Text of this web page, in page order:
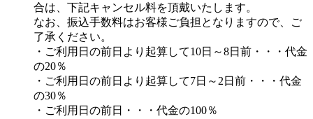
合は、下記キャンセル料を頂戴いたします。
なお、振込手数料はお客様ご負担となりますので、ご
了承ください。
・ご利用日の前日より起算して10日～8日前・・・代金
の20％
・ご利用日の前日より起算して7日～2日前・・・代金
の30％
・ご利用日の前日・・・代金の100％